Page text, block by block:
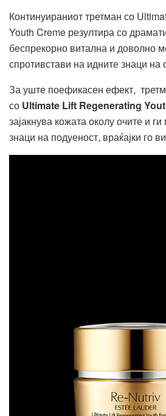
Континуираниот третман со
Youth Creme резултира со
беспрекорно витална и доволно
спротивстави на идните знаци на
За уште поефикасен ефект,
со Ultimate Lift Regenerating
зајакнува кожата околу очите и
знаци на подуеност, враќајки го